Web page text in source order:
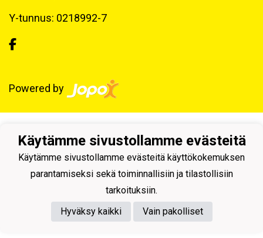
Y-tunnus: 0218992-7
Powered by
Käytämme sivustollamme evästeitä
Käytämme sivustollamme evästeitä käyttökokemuksen
parantamiseksi sekä toiminnallisiin ja tilastollisiin
tarkoituksiin.
Hyväksy kaikki
Vain pakolliset